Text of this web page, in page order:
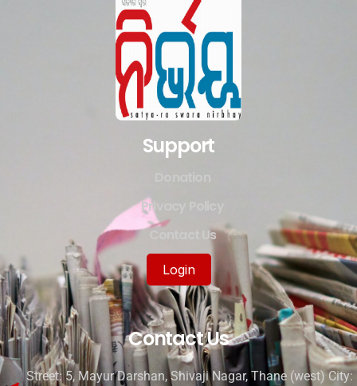
Support
Privacy Policy
Contact Us
Login
Contact Us
Street: 5, Mayur Darshan, Shivaji Nagar, Thane (west) City: